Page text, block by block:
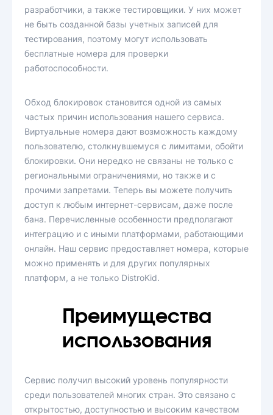
разработчики, а также тестировщики. У них может
не быть созданной базы учетных записей для
тестирования, поэтому могут использовать
бесплатные номера для проверки
работоспособности.
Обход блокировок становится одной из самых
частых причин использования нашего сервиса.
Виртуальные номера дают возможность каждому
пользователю, столкнувшемуся с лимитами, обойти
блокировки. Они нередко не связаны не только с
региональными ограничениями, но также и с
прочими запретами. Теперь вы можете получить
доступ к любым интернет-сервисам, даже после
бана. Перечисленные особенности предполагают
интеграцию и с иными платформами, работающими
онлайн. Наш сервис предоставляет номера, которые
можно применять и для других популярных
платформ, а не только DistroKid.
Преимущества
использования
Сервис получил высокий уровень популярности
среди пользователей многих стран. Это связано с
открытостью, доступностью и высоким качеством